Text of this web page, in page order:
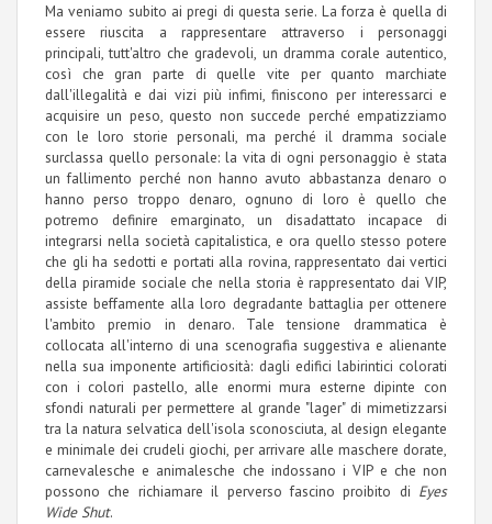
Ma veniamo subito ai pregi di questa serie. La forza è quella di
essere riuscita a rappresentare attraverso i personaggi
principali, tutt'altro che gradevoli, un dramma corale autentico,
così che gran parte di quelle vite per quanto marchiate
dall'illegalità e dai vizi più infimi, finiscono per interessarci e
acquisire un peso, questo non succede perché empatizziamo
con le loro storie personali, ma perché il dramma sociale
surclassa quello personale: la vita di ogni personaggio è stata
un fallimento perché non hanno avuto abbastanza denaro o
hanno perso troppo denaro, ognuno di loro è quello che
potremo definire emarginato, un disadattato incapace di
integrarsi nella società capitalistica, e ora quello stesso potere
che gli ha sedotti e portati alla rovina, rappresentato dai vertici
della piramide sociale che nella storia è rappresentato dai VIP,
assiste beffamente alla loro degradante battaglia per ottenere
l'ambito premio in denaro. Tale tensione drammatica è
collocata all'interno di una scenografia suggestiva e alienante
nella sua imponente artificiosità: dagli edifici labirintici colorati
con i colori pastello, alle enormi mura esterne dipinte con
sfondi naturali per permettere al grande "lager" di mimetizzarsi
tra la natura selvatica dell'isola sconosciuta, al design elegante
e minimale dei crudeli giochi, per arrivare alle maschere dorate,
carnevalesche e animalesche che indossano i VIP e che non
possono che richiamare il perverso fascino proibito di Eyes
Wide Shut.